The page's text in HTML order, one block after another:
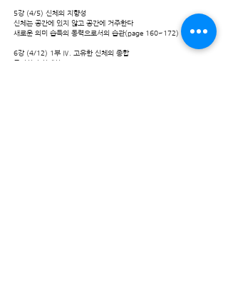
5강 (4/5) 신체의 지향성
신체는 공간에 있지 않고 공간에 거주한다
새로운 의미 습득의 동력으로서의 습관(page 160~172)
6강 (4/12) 1부 Ⅳ. 고유한 신체의 종합
공간성과 신체성